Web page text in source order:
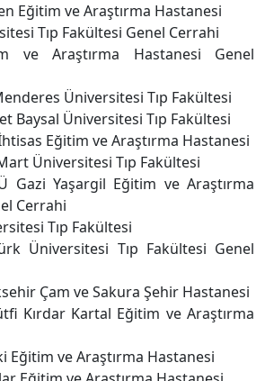
Eğitim ve Araştırma Hastanesi
Tıp Fakültesi Genel Cerrahi
ve Araştırma Hastanesi Genel
Üniversitesi Tıp Fakültesi
Baysal Üniversitesi Tıp Fakültesi
Eğitim ve Araştırma Hastanesi
Üniversitesi Tıp Fakültesi
Gazi Yaşargil Eğitim ve Araştırma
Cerrahi
Tıp Fakültesi
Üniversitesi Tıp Fakültesi Genel
Çam ve Sakura Şehir Hastanesi
Kırdar Kartal Eğitim ve Araştırma
Eğitim ve Araştırma Hastanesi